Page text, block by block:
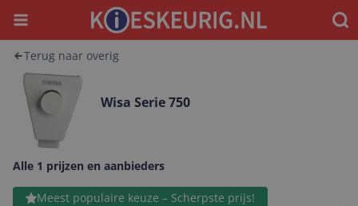
Menu
Terug naar overig
Wisa Serie 750
Alle 1 prijzen en aanbieders
Meest populaire keuze – Scherpste prijs!
Bekijk product